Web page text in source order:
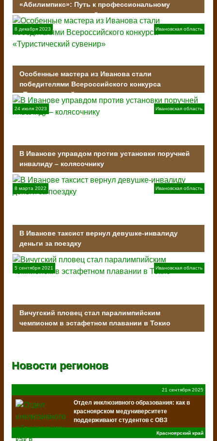
«Абилимпикс»: Путь к профессиональному
мастерству для людей с инвалидностью
Ивановская область
8 декабря 2023
Особенные мастера из Иванова стали
победителями Всероссийского конкурса
«Туристический сувенир»
Ивановская область
24 июля 2023
В Иванове управдом против установки поручней
инвалиду – колясочнику
Ивановская область
8 марта 2022
В Иванове таксист вернул девушке-инвалиду
деньги за поездку
Ивановская область
5 сентября 2021
Вичугский пловец стал паралимпийским
чемпионом в эстафетном плавании в Токио
Новости регионов
21 сентября 2025
Отдел инклюзивного образования: как в
красноярском медуниверситете
поддерживают студентов с ОВЗ
Красноярский край